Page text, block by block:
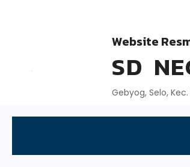
Website
SD
Gebyog, Selo,